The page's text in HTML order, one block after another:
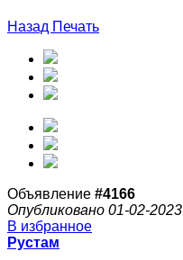
Назад Печать
Объявление #4166
Опубликовано 01-02-2023
В избранное
Рустам